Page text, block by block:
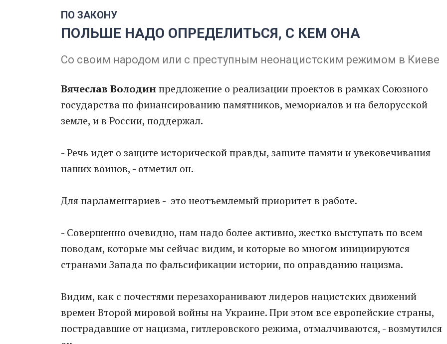
ПО ЗАКОНУ
ПОЛЬШЕ НАДО ОПРЕДЕЛИТЬСЯ, С КЕМ ОНА
Со своим народом или с преступным неонацистским режимом в Киеве
Вячеслав Володинпредложение о реализации проектов в рамках Союзного
государства по финансированию памятников, мемориалов и на белорусской
земле, и в России, поддержал.
- Речь идет о защите исторической правды, защите памяти и увековечивания
наших воинов, - отметил он.
Для парламентариев - это неотъемлемый приоритет в работе.
- Совершенно очевидно, нам надо более активно, жестко выступать по всем
поводам, которые мы сейчас видим, и которые во многом инициируются
странами Запада по фальсификации истории, по оправданию нацизма.
Видим, как с почестями перезахоранивают лидеров нацистских движений
времен Второй мировой войны на Украине. При этом все европейские страны,
пострадавшие от нацизма, гитлеровского режима, отмалчиваются, - возмутился